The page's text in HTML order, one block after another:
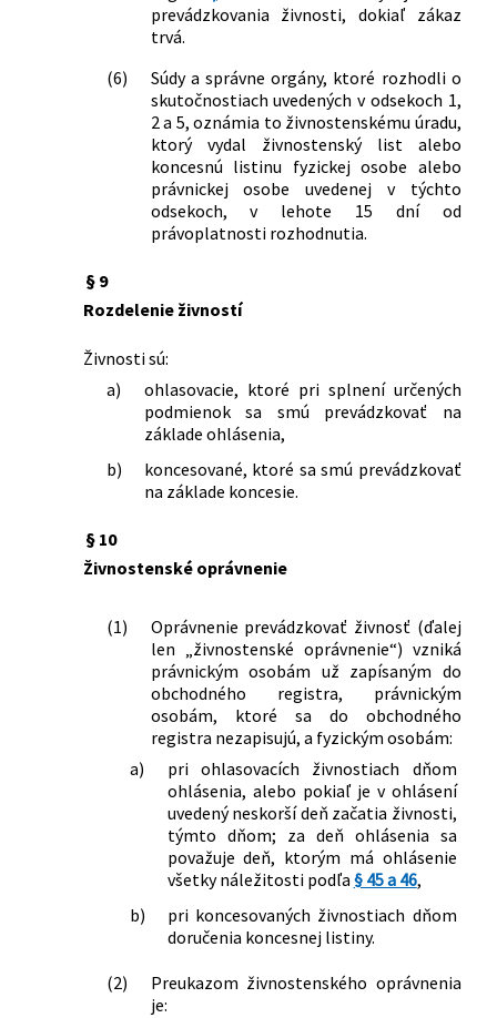
sprostredkovaní zaistenia a o zmene a
doplnení niektorých zákonov
č. 578/2004 Z. z. o poskytovateľoch
zdravotnej starostlivosti,
zdravotníckych pracovníkoch,
stavovských organizáciách v
zdravotníctve a o zmene a doplnení
niektorých zákonov v znení zákona č.
720/2004 Z. z. a o zmene a doplnení
niektorých zákonov
470/2005 Z. z.
doplnení zákona č. 455/1991 Zb. o
živnostenskom podnikaní
473/2005 Z. z.
Zákon o poskytovaní služieb v oblasti
súkromnej bezpečnosti a o zmene a
doplnení niektorých zákonov (zákon o
súkromnej bezpečnosti)
491/2005 Z. z.
Zákon o environmentálnom overovaní
environmentálne manažérstvo a audit
zákonov
555/2005 Z. z.
Zákon o energetickej hospodárnosti
budov a o zmene a doplnení niektorých
zákonov
567/2005 Z. z.
Zákon, ktorým sa mení a dopĺňa zákon
č. 544/2002 Z. z. o Horskej záchrannej
službe v znení zákona č. 515/2003 Z. z. a
o zmene ďalších zákonov
Zákon o bezpečnosti a ochrane zdravia
pri práci a o zmene a doplnení
niektorých zákonov
Zákon o verejnom zdravotníctve a o
zmene a doplnení niektorých zákonov
Zákon o pravidelnej kontrole kotlov,
systémov a o zmene a doplnení
prevádzkovania živnosti, dokiaľ zákaz
trvá.
(6)
Súdy a správne orgány, ktoré rozhodli o
skutočnostiach uvedených v odsekoch 1,
2 a 5, oznámia to živnostenskému úradu,
ktorý vydal živnostenský list alebo
koncesnú listinu fyzickej osobe alebo
právnickej osobe uvedenej v týchto
odsekoch, v lehote 15 dní od
právoplatnosti rozhodnutia.
§ 9
Rozdelenie živností
Živnosti sú:
a)
ohlasovacie, ktoré pri splnení určených
podmienok sa smú prevádzkovať na
základe ohlásenia,
b)
koncesované, ktoré sa smú prevádzkovať
na základe koncesie.
§ 10
Živnostenské oprávnenie
(1)
Oprávnenie prevádzkovať živnosť (ďalej
len „živnostenské oprávnenie“) vzniká
právnickým osobám už zapísaným do
obchodného registra, právnickým
osobám, ktoré sa do obchodného
registra nezapisujú, a fyzickým osobám:
a)
pri ohlasovacích živnostiach dňom
ohlásenia, alebo pokiaľ je v ohlásení
uvedený neskorší deň začatia živnosti,
týmto dňom; za deň ohlásenia sa
považuje deň, ktorým má ohlásenie
všetky náležitosti podľa § 45 a 46,
b)
pri koncesovaných živnostiach dňom
doručenia koncesnej listiny.
(2)
Preukazom živnostenského oprávnenia
je: